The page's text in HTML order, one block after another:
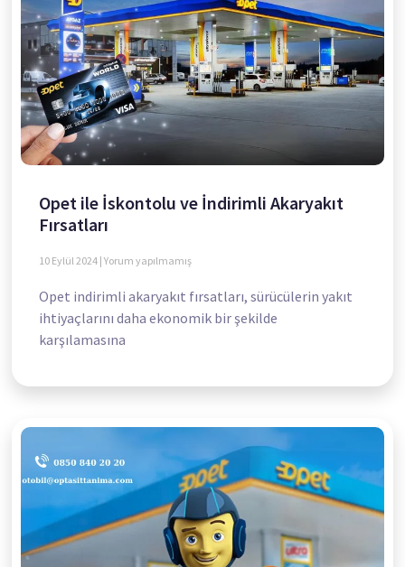
Opet ile İskontolu ve İndirimli Akaryakıt
Fırsatları
10 Eylül 2024 Yorum yapılmamış
Opet indirimli akaryakıt fırsatları, sürücülerin yakıt
ihtiyaçlarını daha ekonomik bir şekilde
karşılamasına